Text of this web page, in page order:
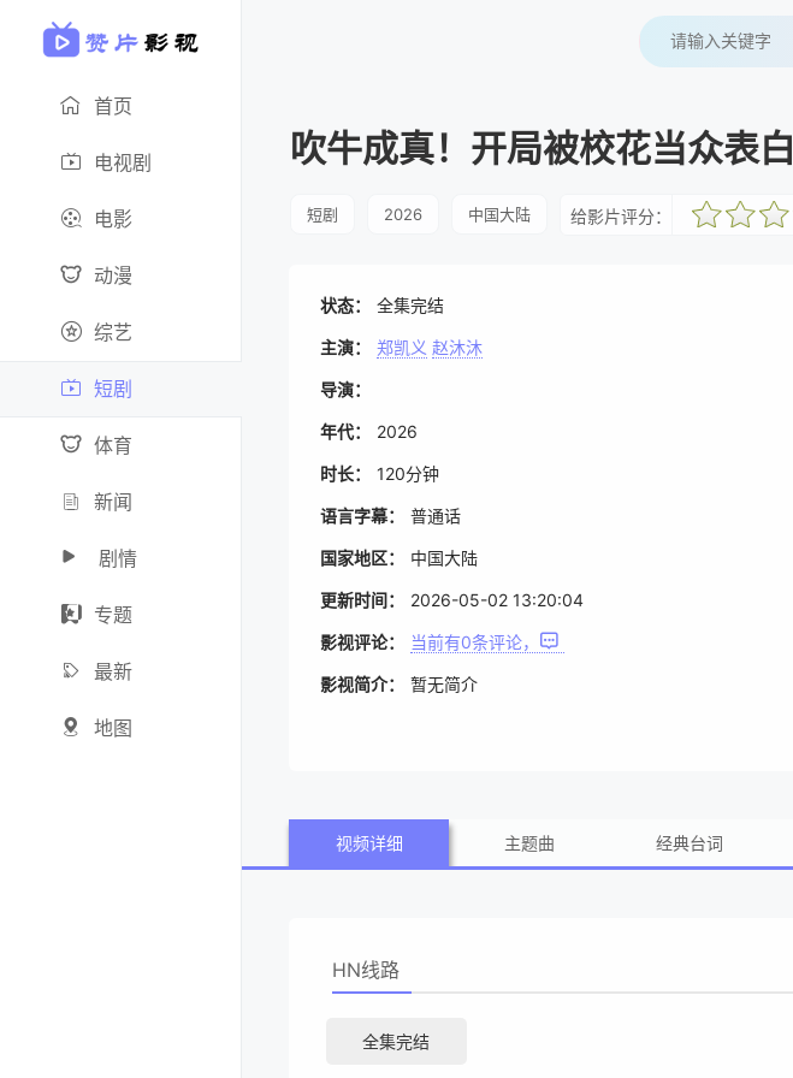
首页
电视剧
电影
动漫
综艺
短剧
体育
新闻
剧情
专题
最新
地图
吹牛成真！开局被校花当众表白
短剧 2026 中国大陆 给影片评分：
很差较差还行 推荐力荐
状态： 全集完结
主演： 郑凯义 赵沐沐
导演：
年代： 2026
时长： 120分钟
语言字幕： 普通话
国家地区： 中国大陆
更新时间： 2026-05-02 13:20:04
影视评论： 当前有0条评论，
影视简介： 暂无简介
视频详细 主题曲 经典台词
HN线路
全集完结